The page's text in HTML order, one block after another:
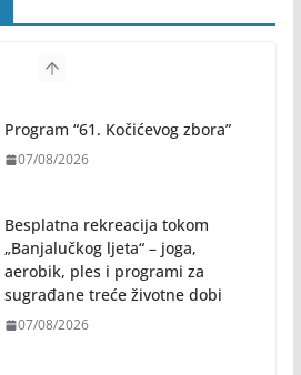
Program “61. Kočićevog zbora”
07/08/2026
Besplatna rekreacija tokom
„Banjalučkog ljeta“ – joga,
aerobik, ples i programi za
sugrađane treće životne dobi
07/08/2026